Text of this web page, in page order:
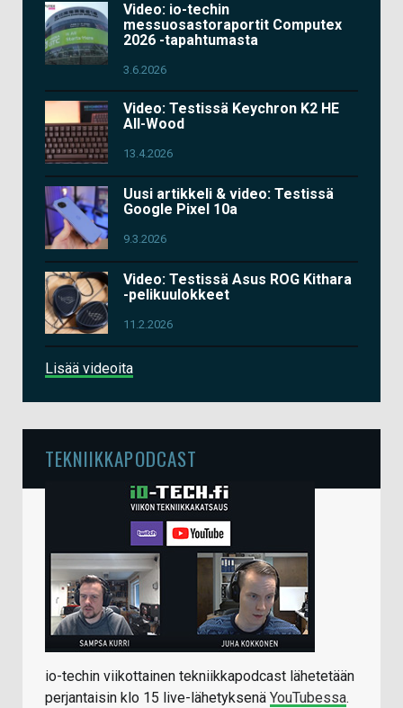
Video: io-techin
messuosastoraportit Computex
2026 -tapahtumasta
3.6.2026
Video: Testissä Keychron K2 HE
All-Wood
13.4.2026
Uusi artikkeli & video: Testissä
Google Pixel 10a
9.3.2026
Video: Testissä Asus ROG Kithara
-pelikuulokkeet
11.2.2026
Lisää videoita
TEKNIIKKAPODCAST
io-techin viikottainen tekniikkapodcast lähetetään
perjantaisin klo 15 live-lähetyksenä YouTubessa.